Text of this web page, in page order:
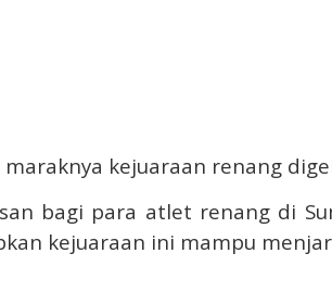
kejuaraan renang
bagi para atlet renang di
kejuaraan ini mampu